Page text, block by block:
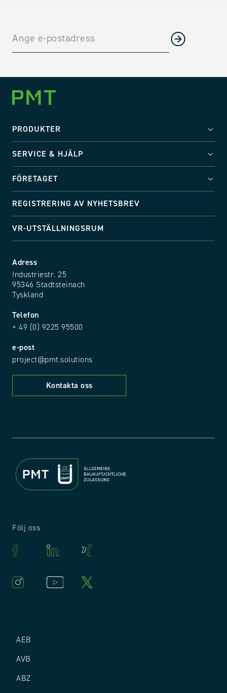
Adress
Industriestr. 25
95346 Stadtsteinach
Tyskland
Telefon
+ 49 (0) 9225 95500
e-post
project@pmt.solutions
Kontakta oss
PRODUKTER
SERVICE & HJÄLP
FÖRETAGET
REGISTRERING AV NYHETSBREV
VR-UTSTÄLLNINGSRUM
AEB
AVB
ABZ
Följ oss